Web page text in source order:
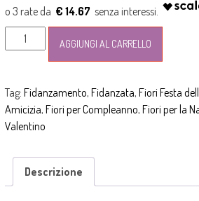
originale
era:
49,00€.
attuale
è:
44,00€.
€ 14.67
Bouquet
di
colorate
quantità
AGGIUNGI AL CARRELLO
Tag: Fidanzamento, Fidanzata, Fiori Festa
Amicizia, Fiori per Compleanno, Fiori per la
Valentino
Descrizione